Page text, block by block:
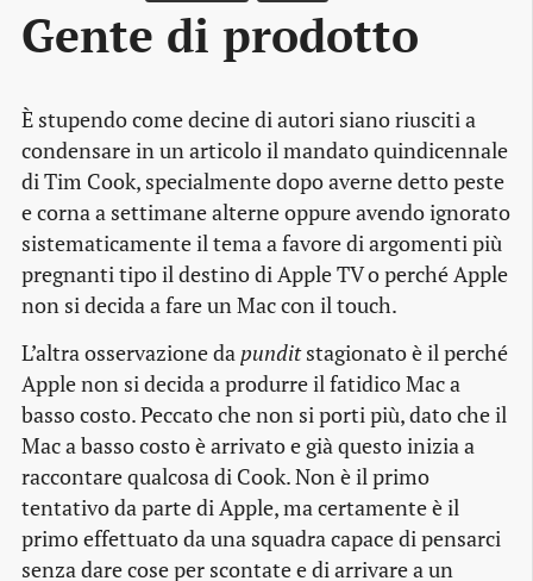
Gente di prodotto
È stupendo come decine di autori siano riusciti a
condensare in un articolo il mandato quindicennale
di Tim Cook, specialmente dopo averne detto peste
e corna a settimane alterne oppure avendo ignorato
sistematicamente il tema a favore di argomenti più
pregnanti tipo il destino di Apple TV o perché Apple
non si decida a fare un Mac con il touch.
L’altra osservazione da punditstagionato è il perché
Apple non si decida a produrre il fatidico Mac a
basso costo. Peccato che non si porti più, dato che il
Mac a basso costo è arrivato e già questo inizia a
raccontare qualcosa di Cook. Non è il primo
tentativo da parte di Apple, ma certamente è il
primo effettuato da una squadra capace di pensarci
senza dare cose per scontate e di arrivare a un